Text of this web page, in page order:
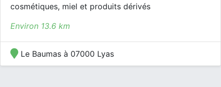
cosmétiques, miel et produits dérivés
Environ 13.6 km
Le Baumas à 07000 Lyas